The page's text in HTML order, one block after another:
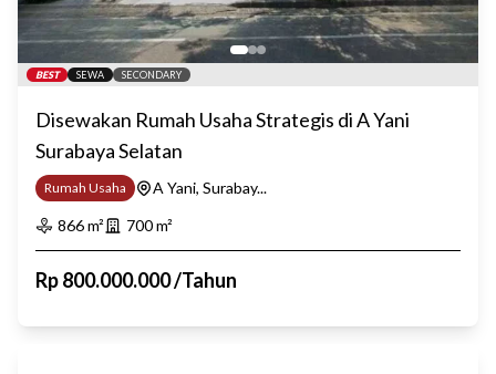
BEST SEWA SECONDARY
Disewakan Rumah Usaha Strategis di A Yani
Surabaya Selatan
Rumah Usaha
A Yani, Surabay...
866m² 700m²
Rp800.000.000/Tahun